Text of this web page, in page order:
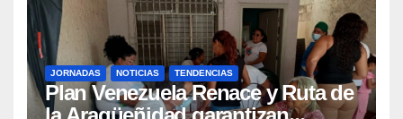
JORNADAS NOTICIAS TENDENCIAS
Plan Venezuela Renace y Ruta de